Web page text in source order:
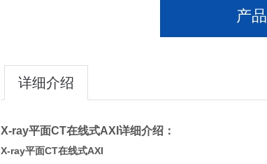
产
详细介绍
X-ray平面CT在线式AXI 详细介绍：
X-ray平面CT在线式AXI